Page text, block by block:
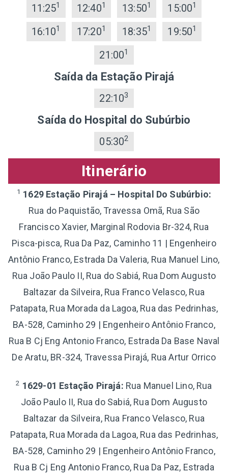
11:251 12:401 13:501 15:001
16:101 17:201 18:351 19:501
21:001
Saída da Estação Pirajá
22:103
Saída do Hospital do Subúrbio
05:302
Itinerário
1 1629 Estação Pirajá – Hospital Do Subúrbio:
Rua do Paquistão, Travessa Omã, Rua São
Francisco Xavier, Marginal Rodovia Br-324, Rua
Pisca-pisca, Rua Da Paz, Caminho 11 | Engenheiro
Antônio Franco, Estrada Da Valeria, Rua Manuel Lino,
Rua João Paulo II, Rua do Sabiá, Rua Dom Augusto
Baltazar da Silveira, Rua Franco Velasco, Rua
Patapata, Rua Morada da Lagoa, Rua das Pedrinhas,
BA-528, Caminho 29 | Engenheiro Antônio Franco,
Rua B Cj Eng Antonio Franco, Estrada Da Base Naval
De Aratu, BR-324, Travessa Pirajá, Rua Artur Orrico
2 1629-01 Estação Pirajá: Rua Manuel Lino, Rua
João Paulo II, Rua do Sabiá, Rua Dom Augusto
Baltazar da Silveira, Rua Franco Velasco, Rua
Patapata, Rua Morada da Lagoa, Rua das Pedrinhas,
BA-528, Caminho 29 | Engenheiro Antônio Franco,
Rua B Cj Eng Antonio Franco, Rua Da Paz, Estrada